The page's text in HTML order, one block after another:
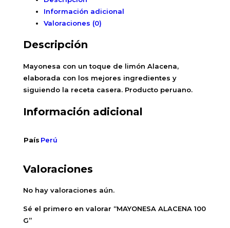
Información adicional
Valoraciones (0)
Descripción
Mayonesa con un toque de limón Alacena,
elaborada con los mejores ingredientes y
siguiendo la receta casera. Producto peruano.
Información adicional
País Perú
Valoraciones
No hay valoraciones aún.
Sé el primero en valorar “MAYONESA ALACENA 100
G”